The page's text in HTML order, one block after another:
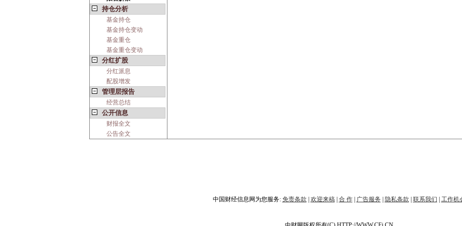
持仓分析
基金持仓
基金持仓变动
基金重仓
基金重仓变动
分红扩股
分红派息
配股增发
管理层报告
经营总结
公开信息
财报全文
公告全文
中国财经信息网为您服务: 免责条款 欢迎来稿| 合 作| 广告服务 隐私条款 联系我们 工作机